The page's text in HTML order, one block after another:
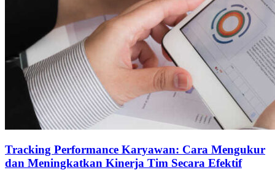
Tracking Performance Karyawan: Cara Mengukur
dan Meningkatkan Kinerja Tim Secara Efektif